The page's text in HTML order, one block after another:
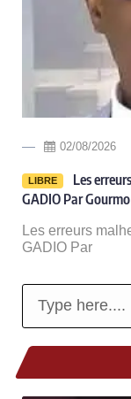
02/08/2026
LIBRE
Les
GADIO Par
Les erreurs
GADIO Par